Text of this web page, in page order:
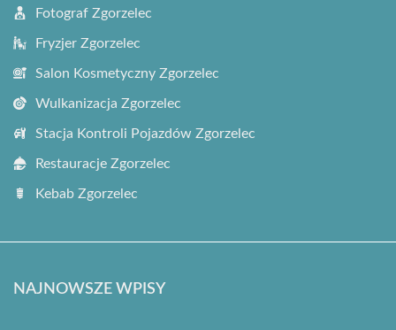
Fotograf Zgorzelec
Fryzjer Zgorzelec
Salon Kosmetyczny Zgorzelec
Wulkanizacja Zgorzelec
Stacja Kontroli Pojazdów Zgorzelec
Restauracje Zgorzelec
Kebab Zgorzelec
NAJNOWSZE WPISY